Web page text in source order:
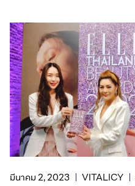
มีนาคม 2, 2023 VITALICY